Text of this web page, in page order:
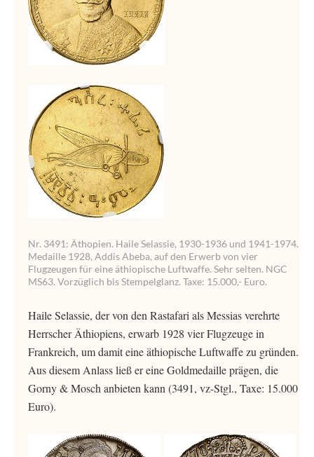
Nr. 3491: Äthopien. Haile Selassie, 1930-1936 und 1941-1974.
Medaille 1928, Addis Abeba, auf den Erwerb von vier
Flugzeugen für eine äthiopische Luftwaffe. Sehr selten. NGC
MS63. Vorzüglich bis Stempelglanz. Taxe: 15.000,- Euro.
Haile Selassie, der von den Rastafari als Messias verehrte
Herrscher Äthiopiens, erwarb 1928 vier Flugzeuge in
Frankreich, um damit eine äthiopische Luftwaffe zu gründen.
Aus diesem Anlass ließ er eine Goldmedaille prägen, die
Gorny & Mosch anbieten kann (3491, vz-Stgl., Taxe: 15.000
Euro).